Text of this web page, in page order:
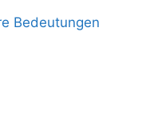
Bedeutungen